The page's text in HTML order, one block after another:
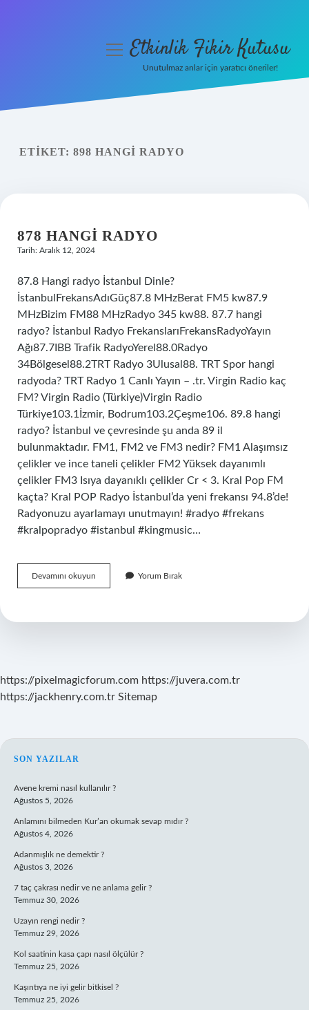
Yasal Uyarı
menüyüEtkinlik Fikir Kutusu
Unutulmaz anlar için yaratıcı öneriler!
ETIKET: 898 HANGI RADYO
878 HANGI RADYO
Tarih: Aralık 12, 2024
87.8 Hangi radyo İstanbul Dinle?
İstanbulFrekansAdıGüç87.8 MHzBerat FM5 kw87.9
MHzBizim FM88 MHzRadyo 345 kw88. 87.7 hangi
radyo? İstanbul Radyo FrekanslarıFrekansRadyoYayın
Ağı87.7IBB Trafik RadyoYerel88.0Radyo
34Bölgesel88.2TRT Radyo 3Ulusal88. TRT Spor hangi
radyoda? TRT Radyo 1 Canlı Yayın – .tr. Virgin Radio kaç
FM? Virgin Radio (Türkiye)Virgin Radio
Türkiye103.1İzmir, Bodrum103.2Çeşme106. 89.8 hangi
radyo? İstanbul ve çevresinde şu anda 89 il
bulunmaktadır. FM1, FM2 ve FM3 nedir? FM1 Alaşımsız
çelikler ve ince taneli çelikler FM2 Yüksek dayanımlı
çelikler FM3 Isıya dayanıklı çelikler Cr < 3. Kral Pop FM
kaçta? Kral POP Radyo İstanbul’da yeni frekansı 94.8’de!
Radyonuzu ayarlamayı unutmayın! #radyo #frekans
#kralpopradyo #istanbul #kingmusic…
Devamını okuyun
Hangi
Yorum Bırak
https://pixelmagicforum.com https://juvera.com.tr
https://jackhenry.com.tr Sitemap
SIDEBAR
SON YAZILAR
Avene kremi nasıl kullanılır ?
Ağustos 5, 2026
Anlamını bilmeden Kur’an okumak sevap mıdır ?
Ağustos 4, 2026
Adanmışlık ne demektir ?
Ağustos 3, 2026
7 taç çakrası nedir ve ne anlama gelir ?
Temmuz 30, 2026
Uzayın rengi nedir ?
Temmuz 29, 2026
Kol saatinin kasa çapı nasıl ölçülür ?
Temmuz 25, 2026
Kaşıntıya ne iyi gelir bitkisel ?
Temmuz 25, 2026